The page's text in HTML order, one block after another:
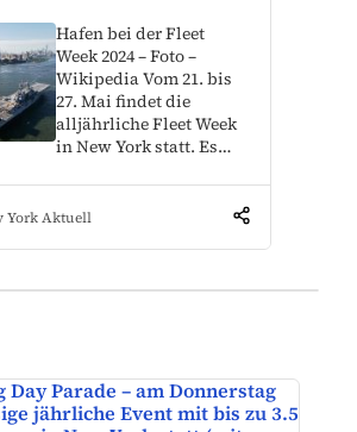
Hafen bei der Fleet
Week 2024 – Foto –
Wikipedia Vom 21. bis
27. Mai findet die
alljährliche Fleet Week
in New York statt. Es…
York Aktuell
Day Parade – am Donnerstag
jährliche Event mit bis zu 3.5